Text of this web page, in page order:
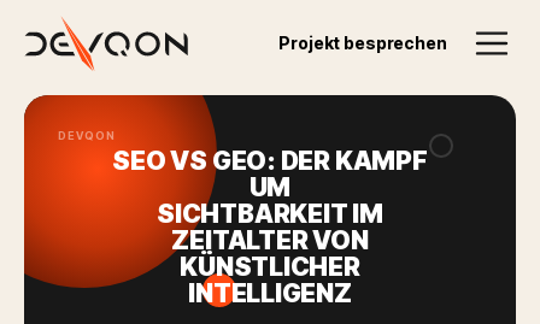
Projekt besprechen
Zurück zum Blog
DEVQON
SEO VS GEO: DER KAMPF
UM
SICHTBARKEIT IM
ZEITALTER VON
KÜNSTLICHER
INTELLIGENZ